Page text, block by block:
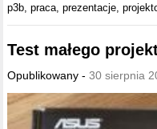
p3b ,praca ,prezentacje ,
Test małego
Opublikowany -30 sierpnia